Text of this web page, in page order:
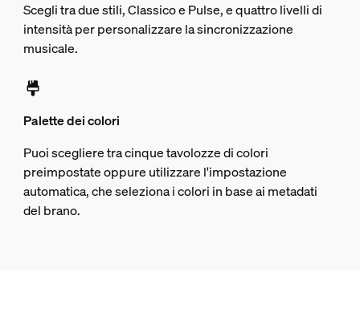
Scegli tra due stili, Classico e Pulse, e quattro livelli di
intensità per personalizzare la sincronizzazione
musicale.
Palette dei colori
Puoi scegliere tra cinque tavolozze di colori
preimpostate oppure utilizzare l'impostazione
automatica, che seleziona i colori in base ai metadati
del brano.